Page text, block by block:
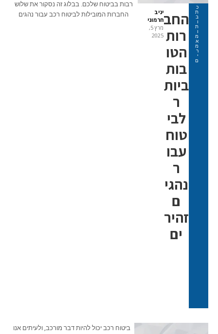
כ
ת
ב
ו
ת
ו
מ
א
מ
ר
י
ם
החב
רות
הטו
בות
ביות
ר
לבי
טוח
עבו
ר
נהגי
ם
זהיר
ים
יניב
חרמוני
מרץ 5,
2025
רבות בביטוח שלכם. בבלוג זה נסקור את שלוש
החברות המובילות לביטוח רכב עבור נהגים
ביטוח רכב יכול להיות דבר מורכב, ולעיתים אנו